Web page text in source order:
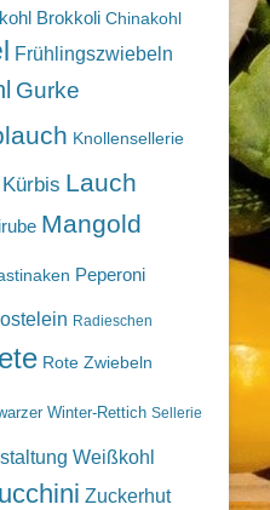
Brokkoli Chinakohl
Frühlingszwiebeln
Gurke
Knollensellerie
Kürbis Lauch
Mangold
Peperoni
Radieschen
Rote Zwiebeln
Winter-Rettich Sellerie
Weißkohl
Zuckerhut